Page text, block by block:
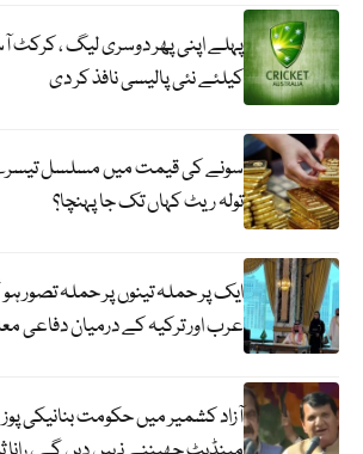
پہلے اپنی پھر دوسری لیگ ، کرکٹ
کیلئے نئی پالیسی نافذ کر دی
سونے کی قیمت میں مسلسل تیسرے
تولہ ریٹ کہاں تک جا پہنچا؟
ایک پر حملہ تینوں پر حملہ تصور
عرب اور ترکیہ کے درمیان دفاعی
آزاد کشمیر میں حکومت بنانیکی